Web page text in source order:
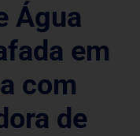
Água
em
com
de